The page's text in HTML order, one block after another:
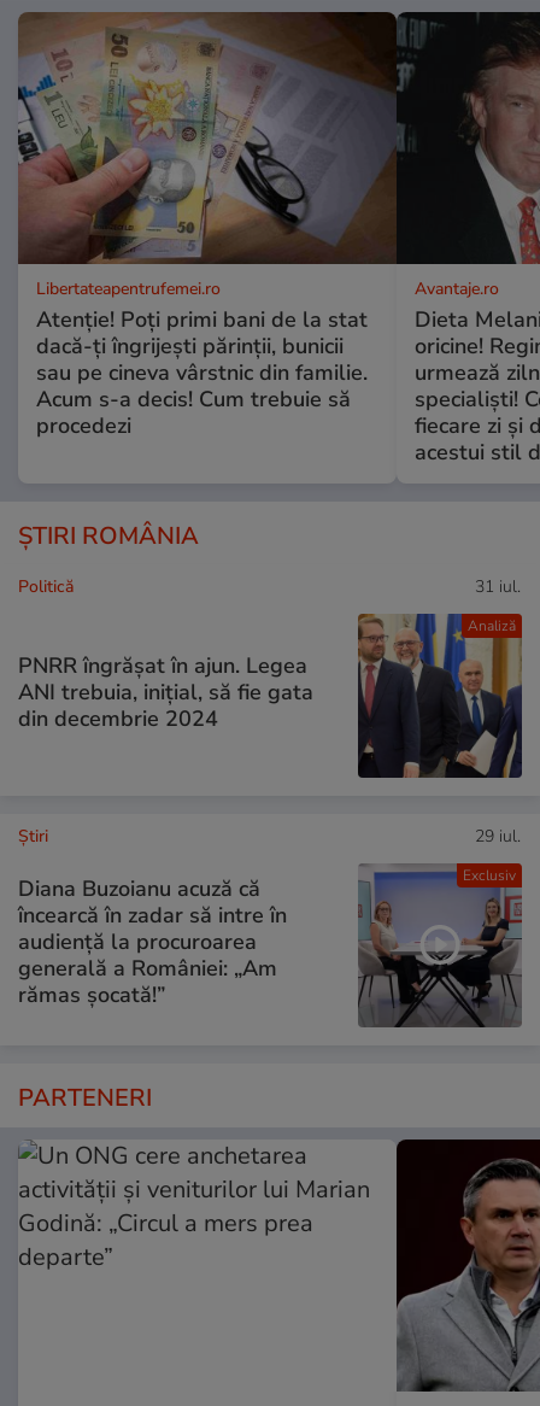
Libertateapentrufemei.ro
Atenție! Poți primi bani de la stat
dacă-ți îngrijești părinții, bunicii
sau pe cineva vârstnic din familie.
Acum s-a decis! Cum trebuie să
procedezi
Avantaje.ro
Dieta
oricine!
urmează
specialiști!
fiecare zi și
acestui stil
ȘTIRI ROMÂNIA
Analiză
Politică 31 iul.
PNRR îngrășat în ajun. Legea
ANI trebuia, inițial, să fie gata
din decembrie 2024
Exclusiv
Ştiri 29 iul.
Diana Buzoianu acuză că
încearcă în zadar să intre în
audiență la procuroarea
generală a României: „Am
rămas șocată!”
PARTENERI